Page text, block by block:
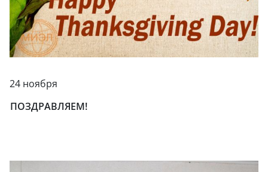
24 ноября
ПОЗДРАВЛЯЕМ!